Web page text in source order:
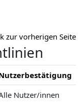
zur vorherigen Seite
Nutzer/innen